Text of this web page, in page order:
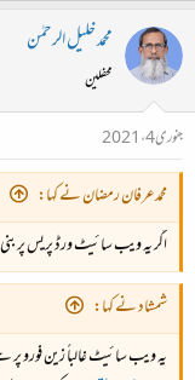
محمد خلیل الرحمٰن
محفلین
جنوری 4، 2021
محمدعرفان رمضان نے کہا:
اگر یہ ویب سائیٹ ورڈ پریس پر
شمشاد نے کہا:
یہ ویب سائیٹ غالباً زین فورو